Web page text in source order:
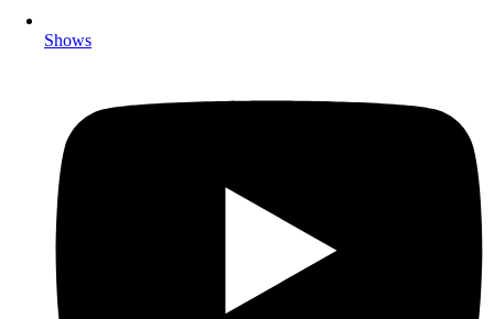
Shows